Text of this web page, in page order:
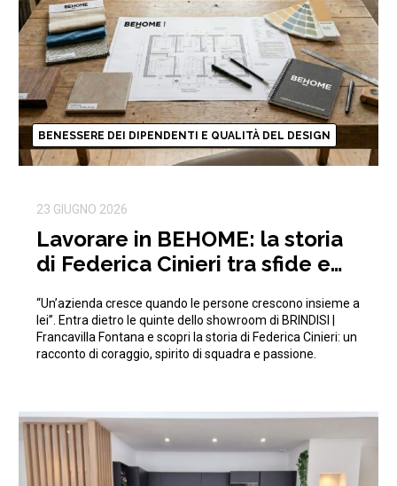
BENESSERE DEI DIPENDENTI E QUALITÀ DEL DESIGN
23 GIUGNO 2026
Lavorare in BEHOME: la storia
di Federica Cinieri tra sfide e
“Un’azienda cresce quando le persone crescono insieme a
lei”. Entra dietro le quinte dello showroom di BRINDISI |
Francavilla Fontana e scopri la storia di Federica Cinieri: un
racconto di coraggio, spirito di squadra e passione.